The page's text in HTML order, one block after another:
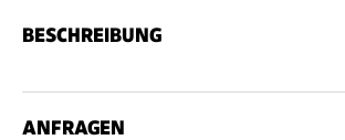
BESCHREIBUNG
ANFRAGEN